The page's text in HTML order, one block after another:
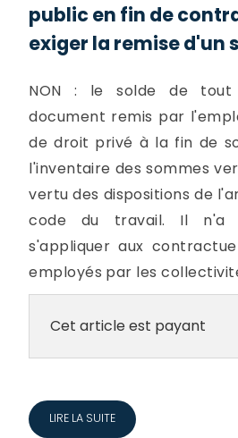
public en fin de
exiger la remise d'un
NON : le solde de
document remis par
de droit privé à la fin de
l'inventaire des sommes
vertu des dispositions de
code du travail. Il n'a
s'appliquer aux
employés par les
Cet article est payant
LIRE LA SUITE